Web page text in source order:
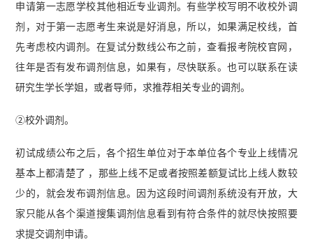
申请第一志愿学校其他相近专业调剂。有些学校写明不收校外调
剂，对于第一志愿考生来说是好消息，所以，如果满足校线，首
先考虑校内调剂。在复试分数线公布之前，查看报考院校官网，
往年是否有发布调剂信息，如果有，尽快联系。也可以联系在读
研究生学长学姐，或者导师，求推荐相关专业的调剂。
②校外调剂。
初试成绩公布之后，各个招生单位对于本单位各个专业上线情况
基本上都清楚了 ，那些上线不足或者按照差额复试比上线人数较
少的，就会发布调剂信息。因为这段时间调剂系统没有开放，大
家只能从各个渠道搜集调剂信息看到有符合条件的就尽快按照要
求提交调剂申请。